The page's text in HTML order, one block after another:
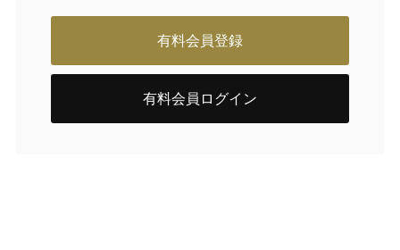
有料会員登録
有料会員ログイン